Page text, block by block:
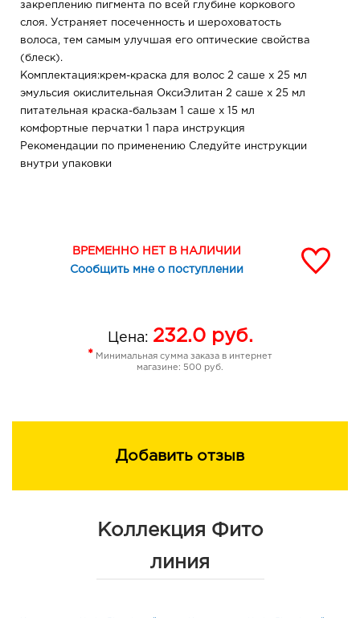
закреплению пигмента по всей глубине коркового
слоя. Устраняет посеченность и шероховатость
волоса, тем самым улучшая его оптические свойства
(блеск).
Комплектация:крем-краска для волос 2 саше х 25 мл
эмульсия окислительная ОксиЭлитан 2 саше х 25 мл
питательная краска-бальзам 1 саше х 15 мл
комфортные перчатки 1 пара инструкция
Рекомендации по применению Следуйте инструкции
внутри упаковки
ВРЕМЕННО НЕТ В НАЛИЧИИ
Сообщить мне о поступлении
Цена: 232.0руб.
* Минимальная сумма заказа в интернет
магазине: 500 руб.
Добавить отзыв
Коллекция Фито
линия